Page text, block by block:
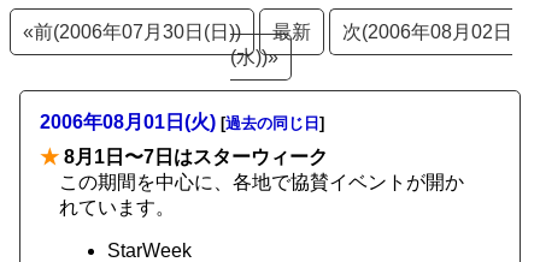
«前(2006年07月30日(日)) 最新
次(2006年08月02日
(水))»
2006年08月01日(火) [過去の同じ日 ]
★ 8月1日〜7日はスターウィーク
この期間を中心に、各地で協賛イベントが開か
れています。
StarWeek